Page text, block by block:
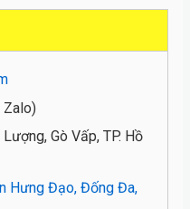
Zalo)
Gò Vấp, TP. Hồ
Hưng Đạo, Đống Đa,